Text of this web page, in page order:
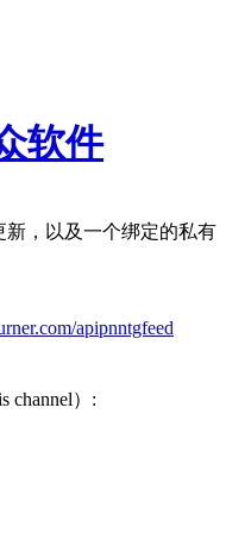
软件
，以及一个绑定的私有
apipnntgfeed
channel）: